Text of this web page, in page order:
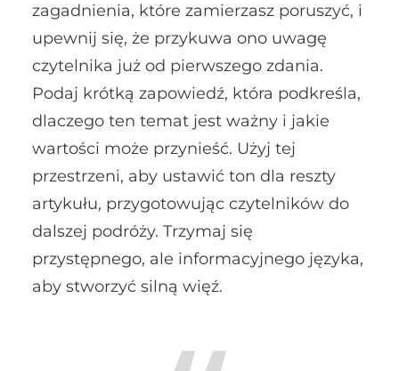
zagadnienia, które zamierzasz poruszyć, i
upewnij się, że przykuwa ono uwagę
czytelnika już od pierwszego zdania.
Podaj krótką zapowiedź, która podkreśla,
dlaczego ten temat jest ważny i jakie
wartości może przynieść. Użyj tej
przestrzeni, aby ustawić ton dla reszty
artykułu, przygotowując czytelników do
dalszej podróży. Trzymaj się
przystępnego, ale informacyjnego języka,
aby stworzyć silną więź.